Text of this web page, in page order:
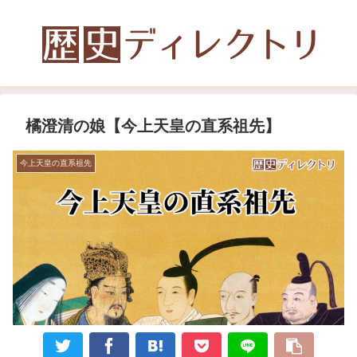
橘澄清の娘【今上天皇の直系祖先】
今上天皇の直系祖先